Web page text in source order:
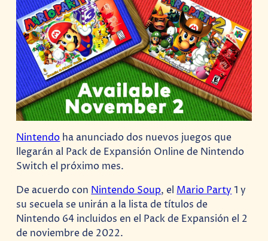
Nintendo ha anunciado dos nuevos juegos que
llegarán al Pack de Expansión Online de Nintendo
Switch el próximo mes.
De acuerdo con Nintendo Soup, el Mario Party 1 y
su secuela se unirán a la lista de títulos de
Nintendo 64 incluidos en el Pack de Expansión el 2
de noviembre de 2022.